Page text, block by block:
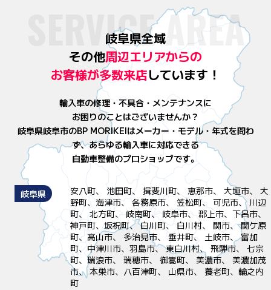
SERVICE AREA
岐阜県全域
その他周辺エリアからの
お客様が多数来店しています！
輸入車の修理・不具合・メンテナンスに
お困りのことはございませんか？
岐阜県岐阜市のBP MORIKEIはメーカー・モデル・年式を問わ
ず、あらゆる輸入車に対応できる
自動車整備のプロショップです。
岐阜県
安八町、 池田町、 揖斐川町、 恵那市、 大垣市、 大
野町、海津市、 各務原市、 笠松町、 可児市、 川辺
町、 北方町、 岐南町、 岐阜市、 郡上市、下呂市、
神戸町、坂祝町、 白川町、 白川村、 関市、 関ケ原
町、高山市、 多治見市、 垂井町、 土岐市、 富加
町、中津川市、羽島市、 東白川村、 飛騨市、 七宗
町、瑞浪市、 瑞穂市、 御嵩町、 美濃市、 美濃加茂
市、 本巣市、八百津町、 山県市、 養老町、輪之内
町